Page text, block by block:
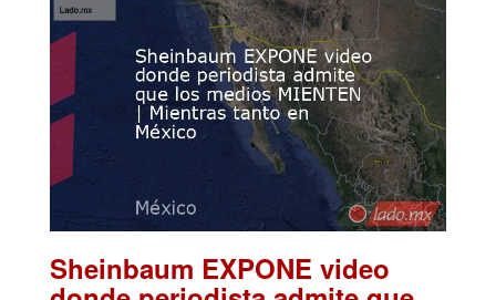
Sheinbaum EXPONE video